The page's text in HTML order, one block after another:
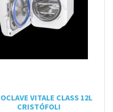
VITALE CLASS 12L
CRISTÓFOLI